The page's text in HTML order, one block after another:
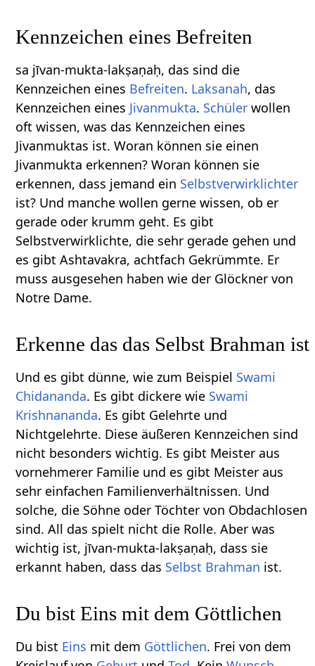
Kennzeichen eines Befreiten
sa jīvan-mukta-lakṣaṇaḥ, das sind die
Kennzeichen eines Befreiten. Laksanah, das
Kennzeichen eines Jivanmukta. Schüler wollen
oft wissen, was das Kennzeichen eines
Jivanmuktas ist. Woran können sie einen
Jivanmukta erkennen? Woran können sie
erkennen, dass jemand ein Selbstverwirklichter
ist? Und manche wollen gerne wissen, ob er
gerade oder krumm geht. Es gibt
Selbstverwirklichte, die sehr gerade gehen und
es gibt Ashtavakra, achtfach Gekrümmte. Er
muss ausgesehen haben wie der Glöckner von
Notre Dame.
Erkenne das das Selbst Brahman ist
Und es gibt dünne, wie zum Beispiel Swami
Chidananda. Es gibt dickere wie Swami
Krishnananda. Es gibt Gelehrte und
Nichtgelehrte. Diese äußeren Kennzeichen sind
nicht besonders wichtig. Es gibt Meister aus
vornehmerer Familie und es gibt Meister aus
sehr einfachen Familienverhältnissen. Und
solche, die Söhne oder Töchter von Obdachlosen
sind. All das spielt nicht die Rolle. Aber was
wichtig ist, jīvan-mukta-lakṣaṇaḥ, dass sie
erkannt haben, dass das Selbst Brahman ist.
Du bist Eins mit dem Göttlichen
Du bist Eins mit dem Göttlichen. Frei von dem